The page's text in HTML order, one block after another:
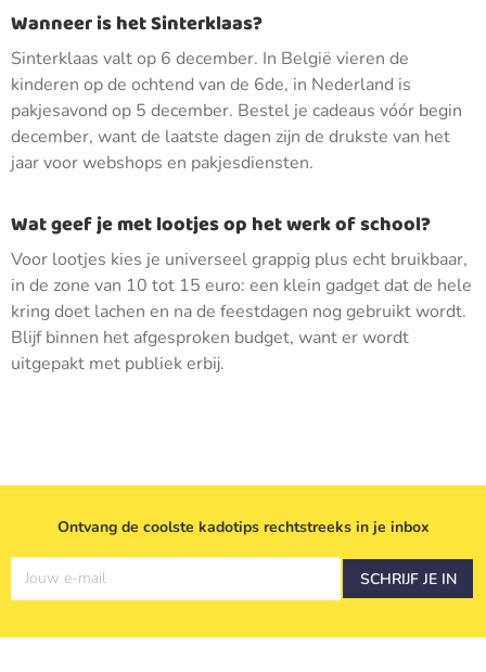
Wanneer is het Sinterklaas?
Sinterklaas valt op 6 december. In België vieren de
kinderen op de ochtend van de 6de, in Nederland is
pakjesavond op 5 december. Bestel je cadeaus vóór begin
december, want de laatste dagen zijn de drukste van het
jaar voor webshops en pakjesdiensten.
Wat geef je met lootjes op het werk of school?
Voor lootjes kies je universeel grappig plus echt bruikbaar,
in de zone van 10 tot 15 euro: een klein gadget dat de hele
kring doet lachen en na de feestdagen nog gebruikt wordt.
Blijf binnen het afgesproken budget, want er wordt
uitgepakt met publiek erbij.
Ontvang de coolste kadotips rechtstreeks in je inbox
Jouw e-mail SCHRIJF JE IN